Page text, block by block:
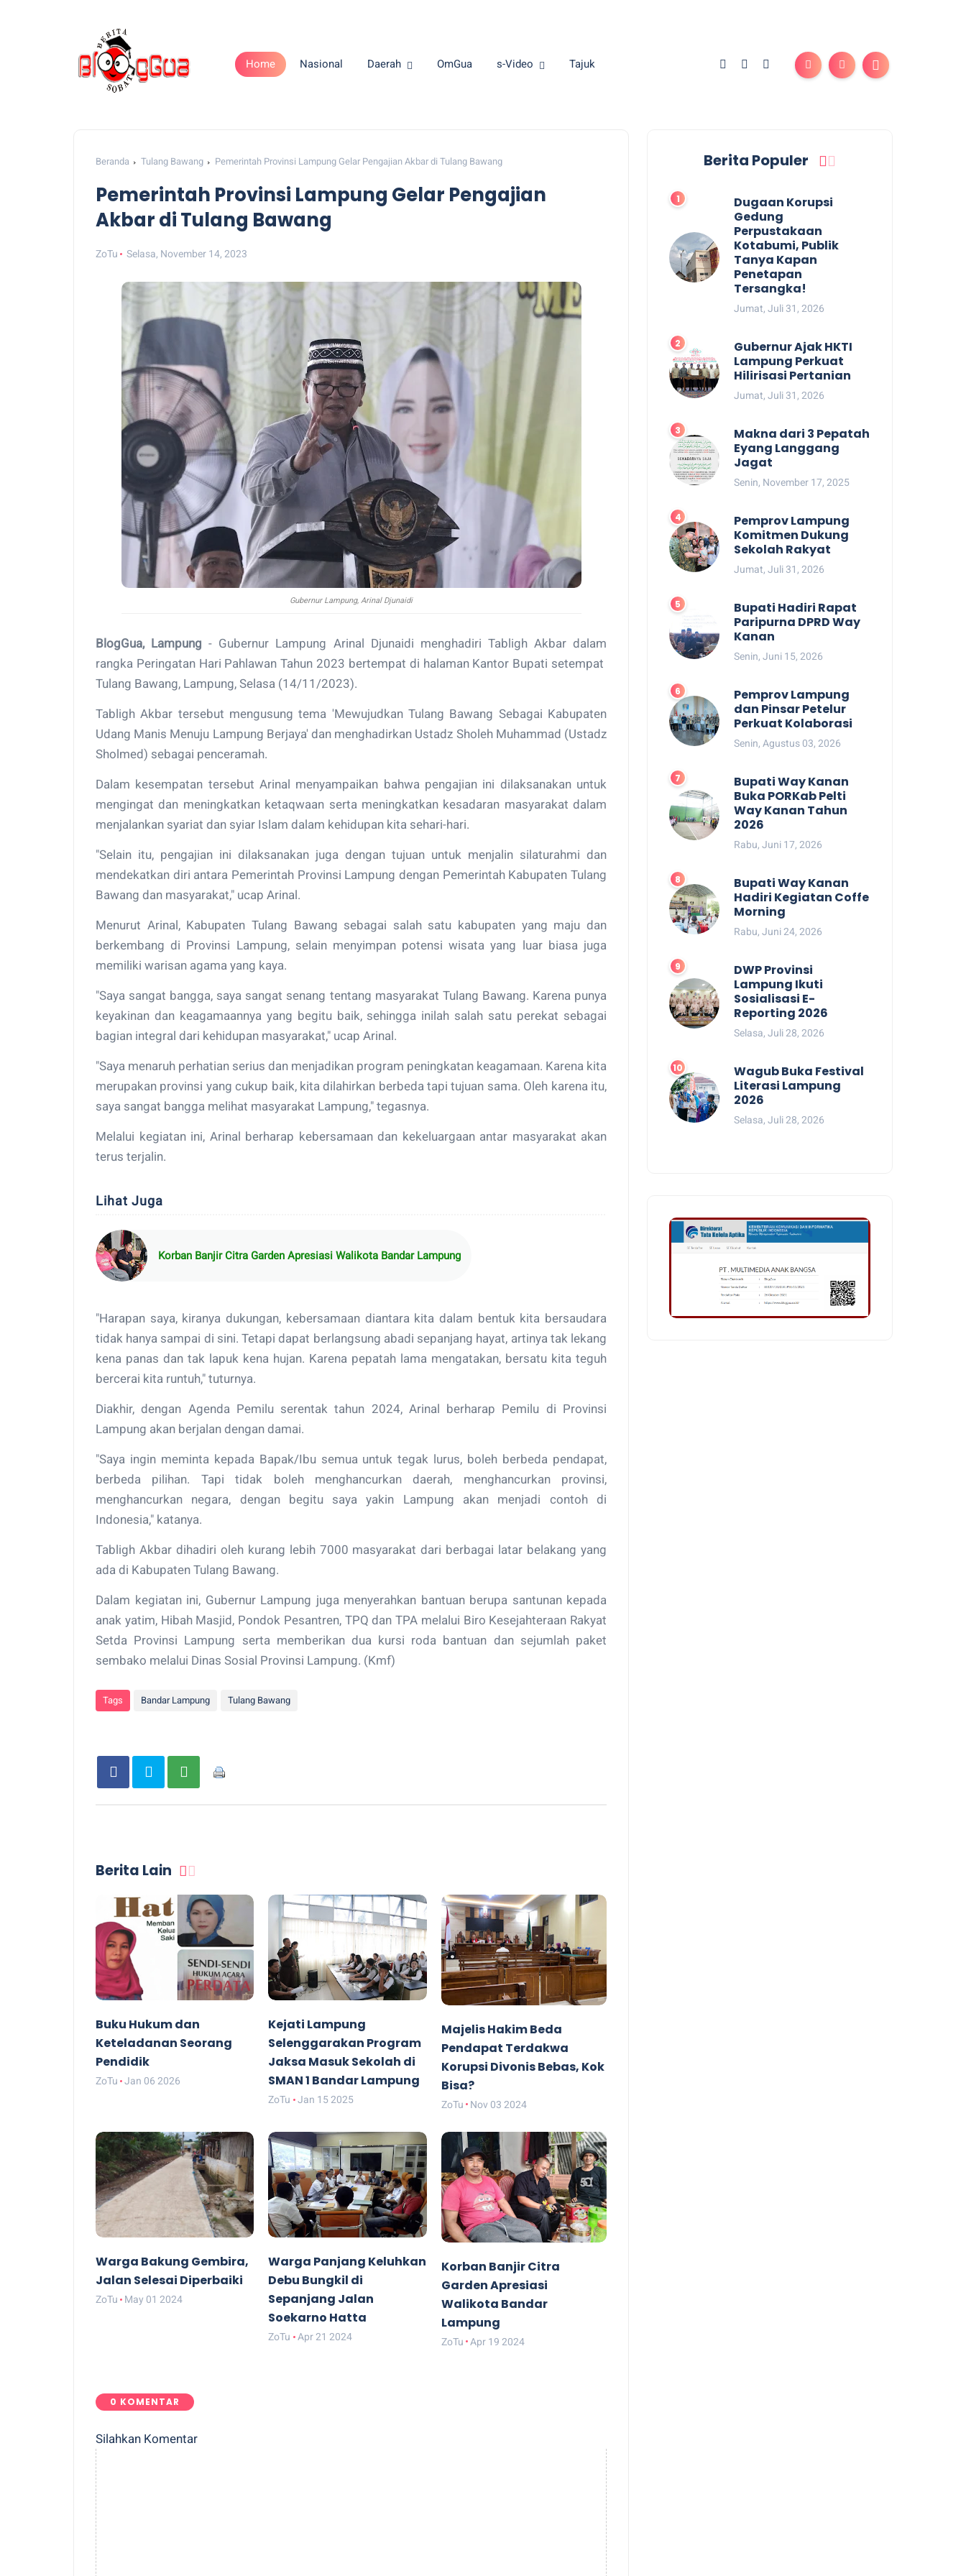
Home Nasional Daerah OmGua s-Video Tajuk
Beranda Tulang Bawang Pemerintah Provinsi Lampung Gelar Pengajian Akbar di Tulang Bawang
Pemerintah Provinsi Lampung Gelar Pengajian
Akbar di Tulang Bawang
ZoTu Selasa, November 14, 2023
Gubernur Lampung, Arinal Djunaidi
BlogGua, Lampung - Gubernur Lampung Arinal Djunaidi menghadiri Tabligh Akbar dalam
rangka Peringatan Hari Pahlawan Tahun 2023 bertempat di halaman Kantor Bupati setempat
Tulang Bawang, Lampung, Selasa (14/11/2023).
Tabligh Akbar tersebut mengusung tema 'Mewujudkan Tulang Bawang Sebagai Kabupaten
Udang Manis Menuju Lampung Berjaya' dan menghadirkan Ustadz Sholeh Muhammad (Ustadz
Sholmed) sebagai penceramah.
Dalam kesempatan tersebut Arinal menyampaikan bahwa pengajian ini dilaksanakan untuk
mengingat dan meningkatkan ketaqwaan serta meningkatkan kesadaran masyarakat dalam
menjalankan syariat dan syiar Islam dalam kehidupan kita sehari-hari.
"Selain itu, pengajian ini dilaksanakan juga dengan tujuan untuk menjalin silaturahmi dan
mendekatkan diri antara Pemerintah Provinsi Lampung dengan Pemerintah Kabupaten Tulang
Bawang dan masyarakat," ucap Arinal.
Menurut Arinal, Kabupaten Tulang Bawang sebagai salah satu kabupaten yang maju dan
berkembang di Provinsi Lampung, selain menyimpan potensi wisata yang luar biasa juga
memiliki warisan agama yang kaya.
"Saya sangat bangga, saya sangat senang tentang masyarakat Tulang Bawang. Karena punya
keyakinan dan keagamaannya yang begitu baik, sehingga inilah salah satu perekat sebagai
bagian integral dari kehidupan masyarakat," ucap Arinal.
"Saya menaruh perhatian serius dan menjadikan program peningkatan keagamaan. Karena kita
merupakan provinsi yang cukup baik, kita dilahirkan berbeda tapi tujuan sama. Oleh karena itu,
saya sangat bangga melihat masyarakat Lampung," tegasnya.
Melalui kegiatan ini, Arinal berharap kebersamaan dan kekeluargaan antar masyarakat akan
terus terjalin.
Lihat Juga
Korban Banjir Citra Garden Apresiasi Walikota Bandar Lampung
"Harapan saya, kiranya dukungan, kebersamaan diantara kita dalam bentuk kita bersaudara
tidak hanya sampai di sini. Tetapi dapat berlangsung abadi sepanjang hayat, artinya tak lekang
kena panas dan tak lapuk kena hujan. Karena pepatah lama mengatakan, bersatu kita teguh
bercerai kita runtuh," tuturnya.
Diakhir, dengan Agenda Pemilu serentak tahun 2024, Arinal berharap Pemilu di Provinsi
Lampung akan berjalan dengan damai.
"Saya ingin meminta kepada Bapak/Ibu semua untuk tegak lurus, boleh berbeda pendapat,
berbeda pilihan. Tapi tidak boleh menghancurkan daerah, menghancurkan provinsi,
menghancurkan negara, dengan begitu saya yakin Lampung akan menjadi contoh di
Indonesia," katanya.
Tabligh Akbar dihadiri oleh kurang lebih 7000 masyarakat dari berbagai latar belakang yang
ada di Kabupaten Tulang Bawang.
Dalam kegiatan ini, Gubernur Lampung juga menyerahkan bantuan berupa santunan kepada
anak yatim, Hibah Masjid, Pondok Pesantren, TPQ dan TPA melalui Biro Kesejahteraan Rakyat
Setda Provinsi Lampung serta memberikan dua kursi roda bantuan dan sejumlah paket
sembako melalui Dinas Sosial Provinsi Lampung. (Kmf)
Tags Bandar Lampung Tulang Bawang
Berita Lain
Buku Hukum dan
Keteladanan Seorang
Pendidik
ZoTu Jan 06 2026
Kejati Lampung
Selenggarakan Program
Jaksa Masuk Sekolah di
SMAN 1 Bandar Lampung
ZoTu Jan 15 2025
Majelis Hakim Beda
Pendapat Terdakwa
Korupsi Divonis Bebas, Kok
Bisa?
ZoTu Nov 03 2024
Warga Bakung Gembira,
Jalan Selesai Diperbaiki
ZoTu May 01 2024
Warga Panjang Keluhkan
Debu Bungkil di
Sepanjang Jalan
Soekarno Hatta
ZoTu Apr 21 2024
Korban Banjir Citra
Garden Apresiasi
Walikota Bandar
Lampung
ZoTu Apr 19 2024
0 KOMENTAR
Silahkan Komentar
Berita Populer
Dugaan Korupsi
Gedung
Perpustakaan
Kotabumi, Publik
Tanya Kapan
Penetapan
Tersangka!
Jumat, Juli 31, 2026
Gubernur Ajak HKTI
Lampung Perkuat
Hilirisasi Pertanian
Jumat, Juli 31, 2026
Makna dari 3 Pepatah
Eyang Langgang
Jagat
Senin, November 17, 2025
Pemprov Lampung
Komitmen Dukung
Sekolah Rakyat
Jumat, Juli 31, 2026
Bupati Hadiri Rapat
Paripurna DPRD Way
Kanan
Senin, Juni 15, 2026
Pemprov Lampung
dan Pinsar Petelur
Perkuat Kolaborasi
Senin, Agustus 03, 2026
Bupati Way Kanan
Buka PORKab Pelti
Way Kanan Tahun
2026
Rabu, Juni 17, 2026
Bupati Way Kanan
Hadiri Kegiatan Coffe
Morning
Rabu, Juni 24, 2026
DWP Provinsi
Lampung Ikuti
Sosialisasi E-
Reporting 2026
Selasa, Juli 28, 2026
Wagub Buka Festival
Literasi Lampung
2026
Selasa, Juli 28, 2026